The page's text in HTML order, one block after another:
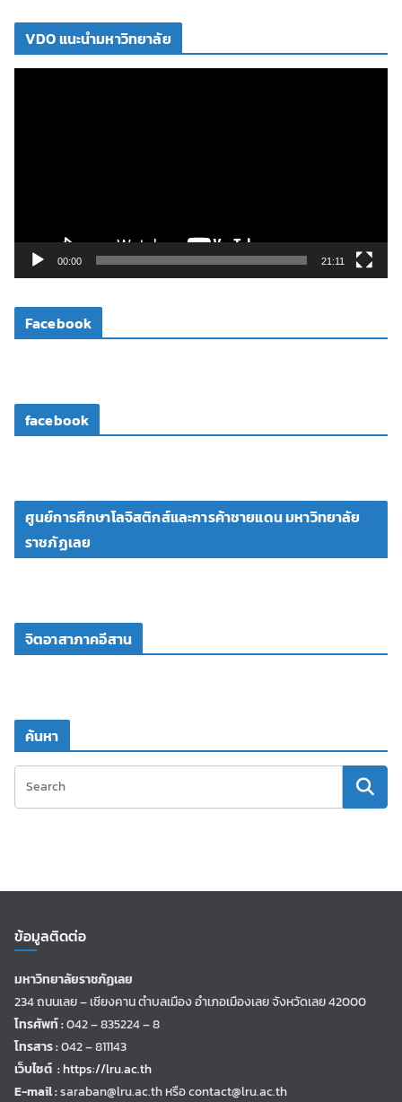
VDO แนะนำมหาวิทยาลัย
ดี
โ
00:00 21:11
Facebook
facebook
ศูนย์การศึกษาโลจิสติกส์และการค้าชายแดน มหาวิทยาลัย
ราชภัฏเลย
จิตอาสาภาคอีสาน
ค้นหา
ข้อมูลติดต่อ
มหาวิทยาลัยราชภัฏเลย
234 ถนนเลย – เชียงคาน ตำบลเมือง อำเภอเมืองเลย จังหวัดเลย 42000
โทรศัพท์ :042 – 835224 – 8
โทรสาร :042 – 811143
เว็บไซต์ :https://lru.ac.th
E-mail :saraban@lru.ac.thหรือ contact@lru.ac.th